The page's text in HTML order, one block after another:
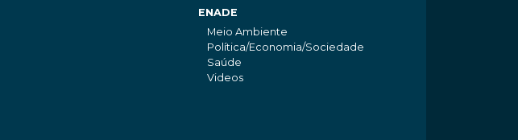
ENADE
Meio Ambiente
Política/Economia/Sociedade
Saúde
Videos